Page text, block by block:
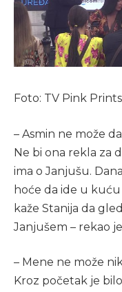
Foto: TV Pink
– Asmin ne može
Ne bi ona rekla za
ima o Janjušu.
hoće da ide u
kaže Stanija da
Janjušem – rekao
– Mene ne može
Kroz početak je